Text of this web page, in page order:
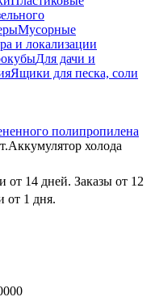
Мусорные
и локализации
Для дачи и
Ящики для песка, соли
полипропилена
холода
от 14 дней. Заказы от 12
от 1 дня.